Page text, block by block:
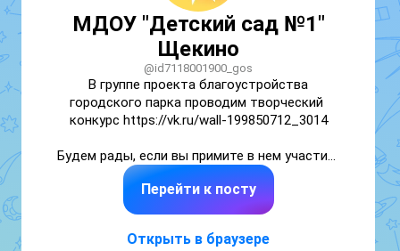
МДОУ "Детский сад №1"
Щекино
@id7118001900_gos
В группе проекта благоустройства
городского парка проводим творческий
конкурс https://vk.ru/wall-199850712_3014
Будем рады, если вы примите в нем участие.
Победители получат приятные призы.
Перейти к посту
Открыть в браузере